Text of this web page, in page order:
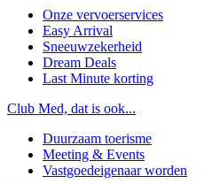
Onze vervoerservices
Easy Arrival
Sneeuwzekerheid
Dream Deals
Last Minute korting
Club Med, dat is ook...
Duurzaam toerisme
Meeting & Events
Vastgoedeigenaar worden